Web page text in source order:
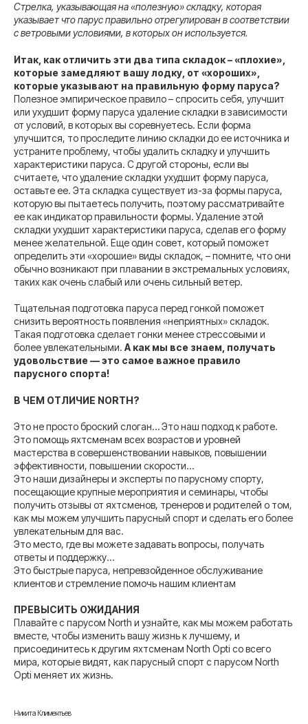
Стрелка, указывающая на «полезную» складку, которая
указывает что парус правильно отрегулирован в соответствии
с ветровыми условиями, в которых он используется.
Итак, как отличить эти два типа складок – «плохие»,
которые замедляют вашу лодку, от «хороших»,
которые указывают на правильную форму паруса?
Полезное эмпирическое правило – спросить себя, улучшит
или ухудшит форму паруса удаление складки в зависимости
от условий, в которых вы соревнуетесь. Если форма
улучшится, то проследите линию складки до ее источника и
устраните проблему, чтобы удалить складку и улучшить
характеристики паруса. С другой стороны, если вы
считаете, что удаление складки ухудшит форму паруса,
оставьте ее. Эта складка существует из-за формы паруса,
которую вы пытаетесь получить, поэтому рассматривайте
ее как индикатор правильности формы. Удаление этой
складки ухудшит характеристики паруса, сделав его форму
менее желательной. Еще один совет, который поможет
определить эти «хорошие» виды складок, – помните, что они
обычно возникают при плавании в экстремальных условиях,
таких как очень слабый или очень сильный ветер.
Тщательная подготовка паруса перед гонкой поможет
снизить вероятность появления «неприятных» складок.
Такая подготовка сделает гонки менее стрессовыми и
более увлекательными. А как мы все знаем, получать
удовольствие — это самое важное правило
парусного спорта!
В ЧЕМ ОТЛИЧИЕ NORTH?
Это не просто броский слоган… Это наш подход к работе.
Это помощь яхтсменам всех возрастов и уровней
мастерства в совершенствовании навыков, повышении
эффективности, повышении скорости…
Это наши дизайнеры и эксперты по парусному спорту,
посещающие крупные мероприятия и семинары, чтобы
получить отзывы от яхтсменов, тренеров и родителей о том,
как мы можем улучшить парусный спорт и сделать его более
увлекательным для вас.
Это место, где вы можете задавать вопросы, получать
ответы и поддержку…
Это быстрые паруса, непревзойденное обслуживание
клиентов и стремление помочь нашим клиентам
ПРЕВЫСИТЬ ОЖИДАНИЯ
Плавайте с парусом North и узнайте, как мы можем работать
вместе, чтобы изменить вашу жизнь к лучшему, и
присоединитесь к другим яхтсменам North Opti со всего
мира, которые видят, как парусный спорт с парусом North
Opti меняет их жизнь.
Никита Климентьев